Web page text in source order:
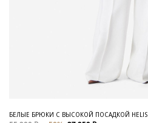
БЕЛЫЕ БРЮКИ С ВЫСОКОЙ ПОСАДКОЙ HELIS